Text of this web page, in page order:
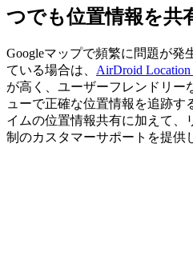
つでも位置情報を共
Googleマップで頻繁に問題が発
ている場合は、 AirDroid Location
が高く、ユーザーフレンドリー
ューで正確な位置情報を追跡す
イムの位置情報共有に加えて、
制のカスタマーサポートを提供